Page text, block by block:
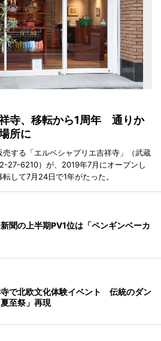
寺、移転から1周年 通りか
所に
する「エルベシャプリエ吉祥寺」（武蔵
27-6210）が、2019年7月にオープンし
して7月24日で1年がたった。
聞の上半期PV1位は「ペンギンベーカ
寺で北欧文化体験イベント 伝統のダン
至祭」再現